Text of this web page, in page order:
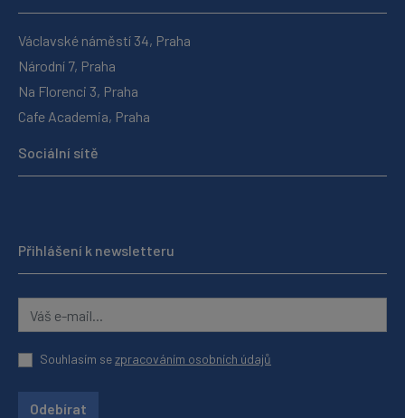
Václavské náměstí 34, Praha
Národní 7, Praha
Na Florenci 3, Praha
Cafe Academia, Praha
Sociální sítě
Přihlášení k newsletteru
Souhlasím sezpracováním osobních údajů
Odebírat